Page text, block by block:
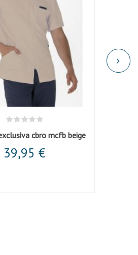
cbro mcfb beige
39,95 €